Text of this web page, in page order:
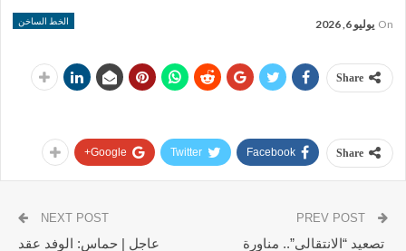
الخط الساخن On يوليو 6, 2026
Share
Share
Facebook
Twitter
Google+
تصعيد “الانتقالي”.. مناورة
NEXT POST
عاجل | حماس: الوفد عقد